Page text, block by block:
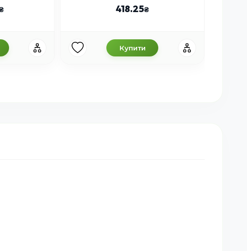
418.25
Купити